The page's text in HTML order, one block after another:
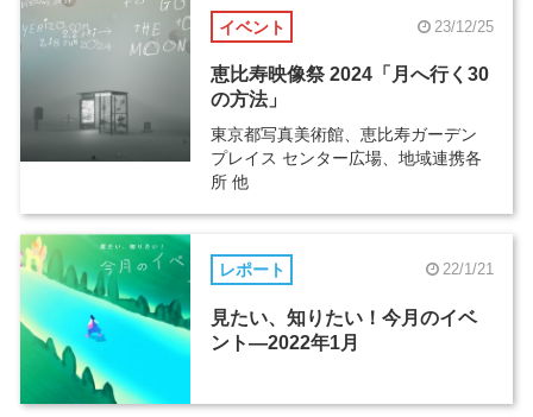
イベント 23/12/25
恵比寿映像祭 2024「月へ行く30
の方法」
東京都写真美術館、恵比寿ガーデン
プレイス センター広場、地域連携各
所 他
レポート 22/1/21
見たい、知りたい！今月のイベ
ント―2022年1月